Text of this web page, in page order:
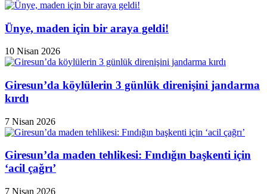
Ünye, maden için bir araya geldi!
10 Nisan 2026
Giresun’da köylülerin 3 günlük direnişini jandarma
kırdı
7 Nisan 2026
Giresun’da maden tehlikesi: Fındığın başkenti için
‘acil çağrı’
7 Nisan 2026